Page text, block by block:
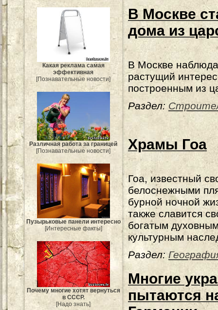
Какая реклама самая
эффективная
[Познавательные новости]
Различная работа за границей
[Познавательные новости]
Пузырьковые панели интересно
[Интересные факты]
Почему многие хотят вернуться
в СССР.
[Надо знать]
В Москве
дома из
В Москве
растущий
построенным из
Раздел:
Храмы Гоа
Гоа, известный
белоснежными
бурной ночной
также славится
богатым
культурным
Раздел:
Многие
пытаются